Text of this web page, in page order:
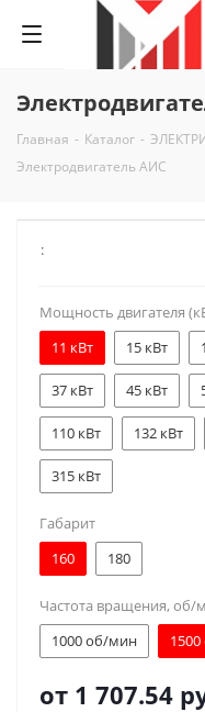
Главная - Каталог -
Электродвигатель АИС
:
Мощность двигателя
11 кВт
15 кВт
37 кВт 45 кВт
110 кВт 132 кВт
315 кВт
Габарит
160
180
Частота вращения, об/
1000 об/мин
от 1 707.54